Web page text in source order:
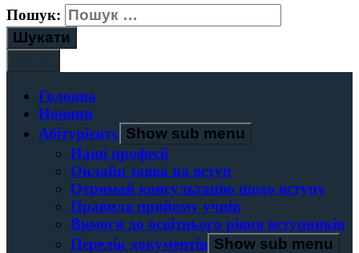
Пошук:
Головна
Новини
Абітурієнту Show sub menu
Наші професії
Онлайн заява на вступ
Отримай консультацію щодо вступу
Правила прийому учнів
Вимоги до освітнього рівня вступників
Перелік документів Show sub menu